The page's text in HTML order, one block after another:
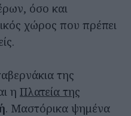
όσο και
χώρος που πρέπει
της
η Πλατεία της
. Μαστόρικα ψημένα